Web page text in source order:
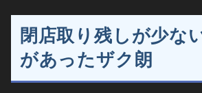
閉店取り残しが少な
があったザク朗